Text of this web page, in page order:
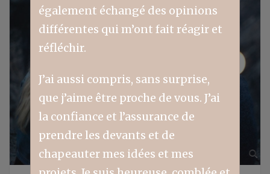
également échangé des opinions
différentes qui m’ont fait réagir et
réfléchir.
J’ai aussi compris, sans surprise,
que j’aime être proche de vous. J’ai
la confiance et l’assurance de
prendre les devants et de
chapeauter mes idées et mes